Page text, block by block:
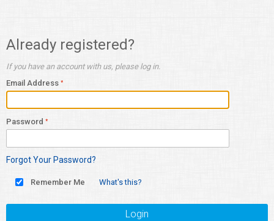
Already registered?
If you have an account with us, please log in.
Email Address
Password
Forgot Your Password?
Remember Me What's this?
Login